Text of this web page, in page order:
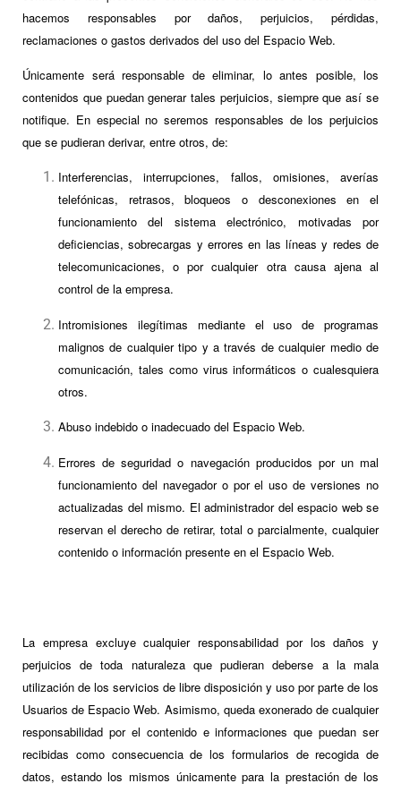
hacemos responsables por daños, perjuicios, pérdidas,
reclamaciones o gastos derivados del uso del Espacio Web.
Únicamente será responsable de eliminar, lo antes posible, los
contenidos que puedan generar tales perjuicios, siempre que así se
notifique. En especial no seremos responsables de los perjuicios
que se pudieran derivar, entre otros, de:
Interferencias, interrupciones, fallos, omisiones, averías
telefónicas, retrasos, bloqueos o desconexiones en el
funcionamiento del sistema electrónico, motivadas por
deficiencias, sobrecargas y errores en las líneas y redes de
telecomunicaciones, o por cualquier otra causa ajena al
control de la empresa.
Intromisiones ilegítimas mediante el uso de programas
malignos de cualquier tipo y a través de cualquier medio de
comunicación, tales como virus informáticos o cualesquiera
otros.
Abuso indebido o inadecuado del Espacio Web.
Errores de seguridad o navegación producidos por un mal
funcionamiento del navegador o por el uso de versiones no
actualizadas del mismo. El administrador del espacio web se
reservan el derecho de retirar, total o parcialmente, cualquier
contenido o información presente en el Espacio Web.
La empresa excluye cualquier responsabilidad por los daños y
perjuicios de toda naturaleza que pudieran deberse a la mala
utilización de los servicios de libre disposición y uso por parte de los
Usuarios de Espacio Web. Asimismo, queda exonerado de cualquier
responsabilidad por el contenido e informaciones que puedan ser
recibidas como consecuencia de los formularios de recogida de
datos, estando los mismos únicamente para la prestación de los